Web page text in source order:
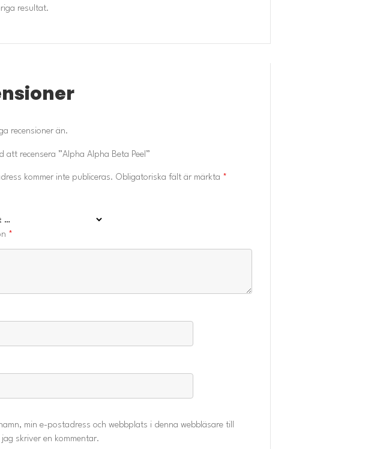
resultat.
recensioner än.
att recensera ”Alpha Alpha Beta Peel”
kommer inte publiceras. Obligatoriska fält är märkta *
*
min e-postadress och webbplats i denna webbläsare till
skriver en kommentar.